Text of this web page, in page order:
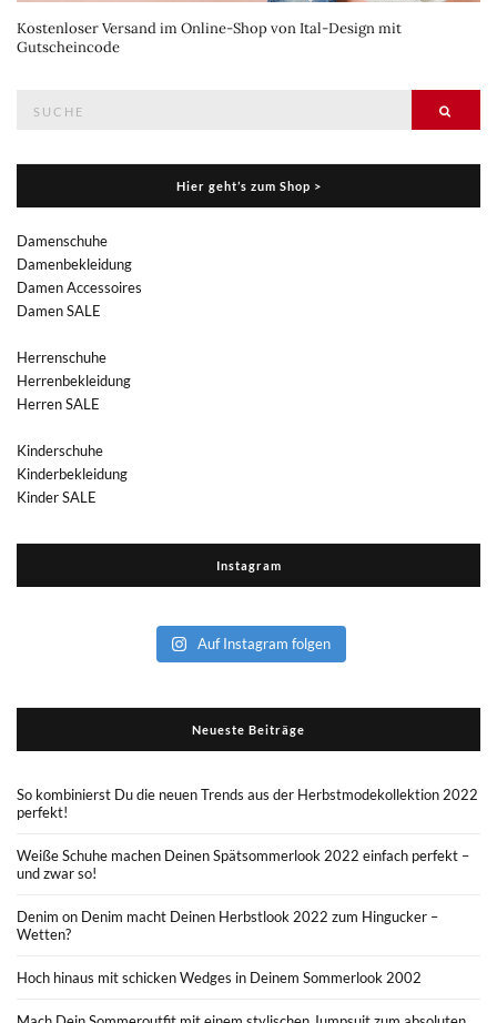
Kostenloser Versand im Online-Shop von Ital-Design mit
Gutscheincode
Hier geht’s zum Shop >
Damenschuhe
Damenbekleidung
Damen Accessoires
Damen SALE
Herrenschuhe
Herrenbekleidung
Herren SALE
Kinderschuhe
Kinderbekleidung
Kinder SALE
Instagram
Auf Instagram folgen
Neueste Beiträge
So kombinierst Du die neuen Trends aus der Herbstmodekollektion 2022
perfekt!
Weiße Schuhe machen Deinen Spätsommerlook 2022 einfach perfekt –
und zwar so!
Denim on Denim macht Deinen Herbstlook 2022 zum Hingucker –
Wetten?
Hoch hinaus mit schicken Wedges in Deinem Sommerlook 2002